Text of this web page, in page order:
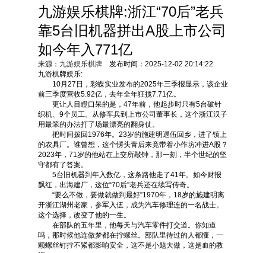
九游娱乐棋牌:浙江“70后”老兵
靠5台旧机器拼出A股上市公司
如今年入771亿
来源： 九游娱乐棋牌 发布时间：2025-12-02 20:14:22
九游棋牌娱乐:
10月27日，彩蝶实业发布的2025年三季报显示，该企业
前三季度营收5.92亿，去年全年狂揽7.71亿。
更让人目瞪口呆的是，47年前，他起步时只有5台破针
织机、9个员工。从修车兵到上市公司董事长，这个浙江汉子
用最笨的办法打了场最漂亮的翻身仗。
把时间拨回1976年。23岁的施建明退伍回乡，进了镇上
的农具厂。谁曾想，这个愣头青后来竟带着小作坊冲进A股？
2023年，71岁的他站在上交所敲钟，那一刻，半个世纪的坚
守都有了答案。
5台旧机器到年入数亿，这条路他走了41年。如今财报
飘红，出海建厂，这位“70后”老兵还在续写传奇。
“要么不做，要做就做到最好”1970年，18岁的施建明离
开浙江湖州老家，参军入伍，成为汽车修理连的一名战士。
这个选择，改变了他的一生。
在部队的五年里，他每天与汽车零件打交道。你知道
吗，那时候他连做梦都在拧螺丝。部队里待过的人都懂，一
颗螺丝钉拧不紧都影响安全，这不是小题大做，这是血的教